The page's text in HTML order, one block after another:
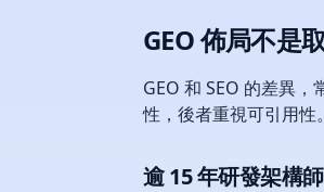
GEO 佈局不是
GEO 和 SEO 的差異
性，後者重視可引用性
逾 15 年研發架構